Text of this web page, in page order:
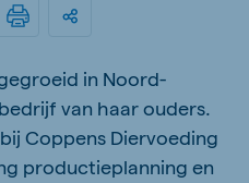
in Noord-
van haar ouders.
Coppens Diervoeding
productieplanning en